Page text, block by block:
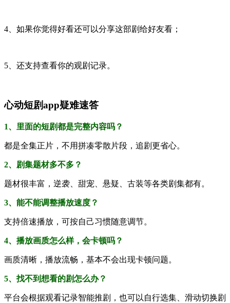
4、如果你觉得好看还可以分享这部剧给好友看；
5、还支持查看你的观剧记录。
心动短剧app疑难速答
1、里面的短剧都是完整内容吗？
都是全集正片，不用拼凑零散片段，追剧更省心。
2、剧集题材多不多？
题材很丰富，逆袭、甜宠、悬疑、古装等各类剧集都有。
3、能不能调整播放速度？
支持倍速播放，可按自己习惯随意调节。
4、播放画质怎么样，会卡顿吗？
画质清晰，播放流畅，基本不会出现卡顿问题。
5、找不到想看的剧怎么办？
平台会根据观看记录智能推剧，也可以自行选集、滑动切换剧